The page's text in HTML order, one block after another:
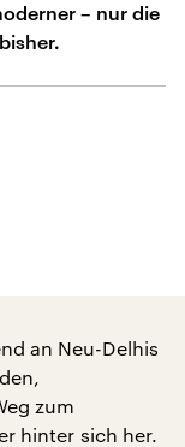
– nur die
an Neu-Delhis
zum
hinter sich her.